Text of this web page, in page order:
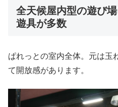
全天候屋内型の遊び
遊具が多数
ぱれっとの室内全体。元は玉
て開放感があります。